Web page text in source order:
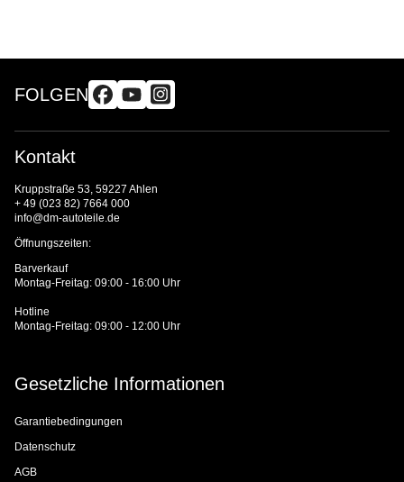
FOLGEN
Kontakt
Kruppstraße 53, 59227 Ahlen
+ 49 (023 82) 7664 000
info@dm-autoteile.de
Öffnungszeiten:
Barverkauf
Montag-Freitag: 09:00 - 16:00 Uhr
Hotline
Montag-Freitag: 09:00 - 12:00 Uhr
Gesetzliche Informationen
Garantiebedingungen
Datenschutz
AGB